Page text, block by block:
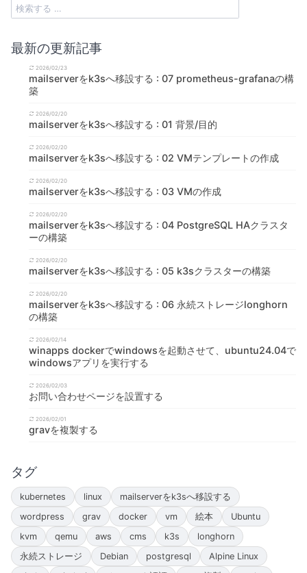
最新の更新記事
2026/02/23
mailserverをk3sへ移設する : 07 prometheus-grafanaの構
築
2026/02/20
mailserverをk3sへ移設する : 01 背景/目的
2026/02/20
mailserverをk3sへ移設する : 02 VMテンプレートの作成
2026/02/20
mailserverをk3sへ移設する : 03 VMの作成
2026/02/20
mailserverをk3sへ移設する : 04 PostgreSQL HAクラスタ
ーの構築
2026/02/20
mailserverをk3sへ移設する : 05 k3sクラスターの構築
2026/02/20
mailserverをk3sへ移設する : 06 永続ストレージlonghorn
の構築
2026/02/14
winapps dockerでwindowsを起動させて、ubuntu24.04で
windowsアプリを実行する
2026/02/03
お問い合わせページを設置する
2026/02/01
gravを複製する
タグ
kubernetes linux
mailserverをk3sへ移設する
wordpress
grav docker vm 絵本
Ubuntu
kvm
qemu aws cms k3s
longhorn
永続ストレージ
Debian postgresql
Alpine Linux